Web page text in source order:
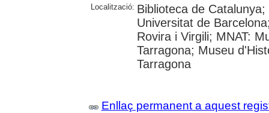
Localització: Biblioteca de
Universitat de
Rovira i Virgili; MNAT:
Tarragona; Museu
Tarragona
Enllaç permanent a aquest